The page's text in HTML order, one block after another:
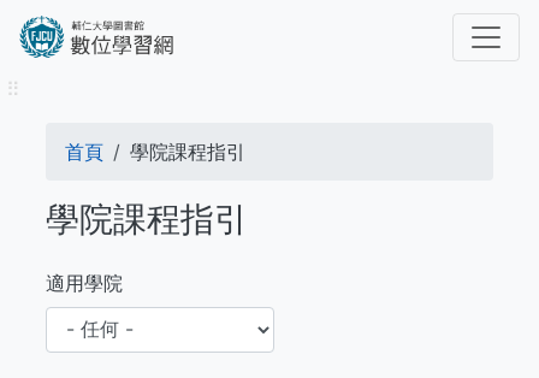
內
⠿
導
航
連
結
首頁 學院課程指引
學院課程指引
適用學院